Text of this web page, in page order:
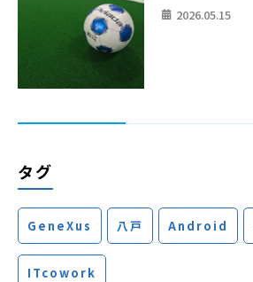
2026.05.15
タグ
GeneXus 八戸 Android
ITcowork